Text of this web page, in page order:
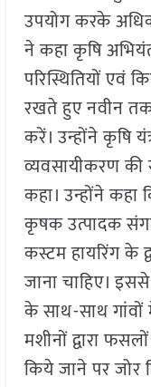
उपयोग करके
ने कहा कृषि
परिस्थितियों एवं
रखते हुए नवीन
करें। उन्होंने कृषि
व्यवसायीकरण
कहा। उन्होंने कहा
कृषक उत्पादक
कस्टम हायरिंग के
जाना चाहिए।
के साथ-साथ गांवों
मशीनों द्वारा
किये जाने पर जोर